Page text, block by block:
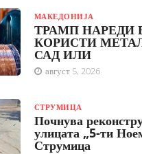
МАКЕДОНИЈА
ТРАМП НАРЕДИ
КОРИСТИ
САД ИЛИ
август 5, 2026
СТРУМИЦА
Почнува
улицата „5-ти
Струмица